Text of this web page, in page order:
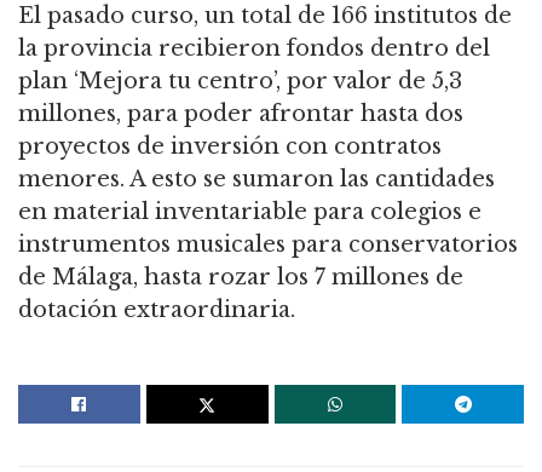
El pasado curso, un total de 166 institutos de
la provincia recibieron fondos dentro del
plan ‘Mejora tu centro’, por valor de 5,3
millones, para poder afrontar hasta dos
proyectos de inversión con contratos
menores. A esto se sumaron las cantidades
en material inventariable para colegios e
instrumentos musicales para conservatorios
de Málaga, hasta rozar los 7 millones de
dotación extraordinaria.